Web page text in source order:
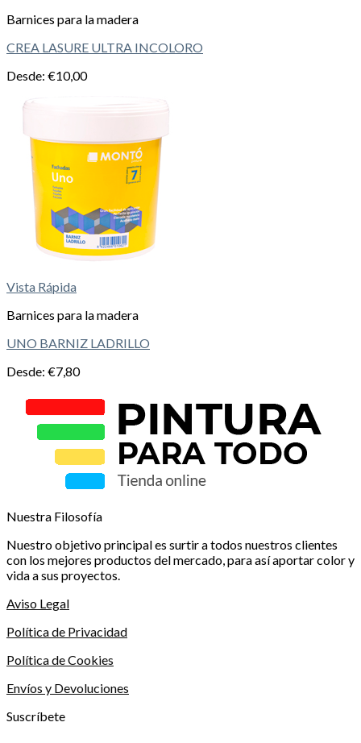
Barnices para la madera
CREA LASURE ULTRA INCOLORO
Desde: €10,00
Vista Rápida
Barnices para la madera
UNO BARNIZ LADRILLO
Desde: €7,80
Nuestra Filosofía
Nuestro objetivo principal es surtir a todos nuestros clientes
con los mejores productos del mercado, para así aportar color y
vida a sus proyectos.
Aviso Legal
Política de Privacidad
Política de Cookies
Envíos y Devoluciones
Suscríbete